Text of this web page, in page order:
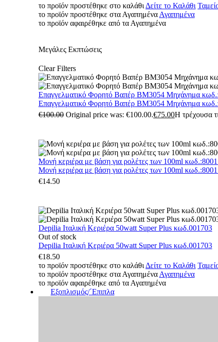
το προϊόν προστέθηκε στο καλάθι Δείτε το Καλάθι
το προϊόν προστέθηκε στα Αγαπημένα Αγαπημένα
το προϊόν αφαιρέθηκε από τα Αγαπημένα
Μεγάλες Εκπτώσεις
Clear Filters
Επαγγελματικό Φορητό Βαπέρ BM3054 Μηχάνημα
Επαγγελματικό Φορητό Βαπέρ BM3054 Μηχάνημα
€100.00 Original price was: €100.00.€75.00Η τρέχουσα
Μονή κεριέρα με βάση για ρολέτες των 100ml
Μονή κεριέρα με βάση για ρολέτες των 100ml
€14.50
Depilia Ιταλική Κεριέρα 50watt Super Plus κωδ.001703
Out of stock
Depilia Ιταλική Κεριέρα 50watt Super Plus κωδ.001703
€18.50
το προϊόν προστέθηκε στο καλάθι Δείτε το Καλάθι
το προϊόν προστέθηκε στα Αγαπημένα Αγαπημένα
το προϊόν αφαιρέθηκε από τα Αγαπημένα
Εξοπλισμός/΄Επιπλα